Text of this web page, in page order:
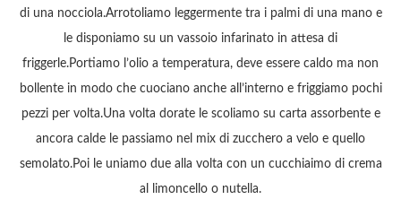
di una nocciola.Arrotoliamo leggermente tra i palmi di una mano e
le disponiamo su un vassoio infarinato in attesa di
friggerle.Portiamo l’olio a temperatura, deve essere caldo ma non
bollente in modo che cuociano anche all’interno e friggiamo pochi
pezzi per volta.Una volta dorate le scoliamo su carta assorbente e
ancora calde le passiamo nel mix di zucchero a velo e quello
semolato.Poi le uniamo due alla volta con un cucchiaimo di crema
al limoncello o nutella.